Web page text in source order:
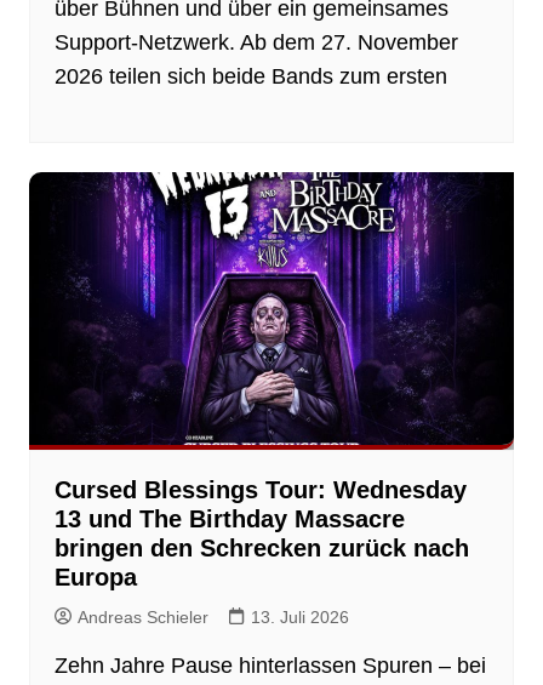
über Bühnen und über ein gemeinsames
Support-Netzwerk. Ab dem 27. November
2026 teilen sich beide Bands zum ersten
Cursed Blessings Tour: Wednesday
13 und The Birthday Massacre
bringen den Schrecken zurück nach
Europa
Andreas Schieler 13. Juli 2026
Zehn Jahre Pause hinterlassen Spuren – bei